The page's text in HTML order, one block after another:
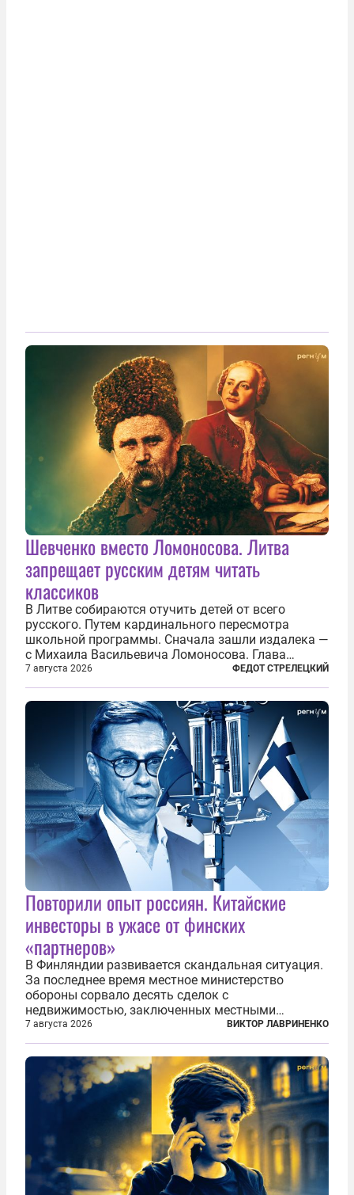
Шевченко вместо Ломоносова. Литва
запрещает русским детям читать
классиков
В Литве собираются отучить детей от всего
русского. Путем кардинального пересмотра
школьной программы. Сначала зашли издалека —
с Михаила Васильевича Ломоносова. Глава
правительства Литвы Миндаугас Синкявичюс
предложил исключить его тексты из программ
общего образования. Мотивировал он это тем,
7 августа 2026 ФЕДОТ СТРЕЛЕЦКИЙ
Повторили опыт россиян. Китайские
инвесторы в ужасе от финских
«партнеров»
В Финляндии развивается скандальная ситуация.
За последнее время местное министерство
обороны сорвало десять сделок с
недвижимостью, заключенных местными
фирмами с китайским капиталом. Чиновники
заявили, что они могли заключаться с целью
создания в Финляндии шпионской сети, чтобы
следить за...
7 августа 2026 ВИКТОР ЛАВРИНЕНКО